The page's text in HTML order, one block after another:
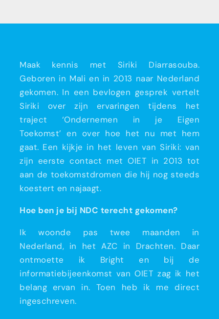
Maak kennis met Siriki Diarrasouba.
Geboren in Mali en in 2013 naar Nederland
gekomen. In een bevlogen gesprek vertelt
Siriki over zijn ervaringen tijdens het
traject ‘Ondernemen in je Eigen
Toekomst’ en over hoe het nu met hem
gaat. Een kijkje in het leven van Siriki: van
zijn eerste contact met OIET in 2013 tot
aan de toekomstdromen die hij nog steeds
koestert en najaagt.
Hoe ben je bij NDC terecht gekomen?
Ik woonde pas twee maanden in
Nederland, in het AZC in Drachten. Daar
ontmoette ik Bright en bij de
informatiebijeenkomst van OIET zag ik het
belang ervan in. Toen heb ik me direct
ingeschreven.